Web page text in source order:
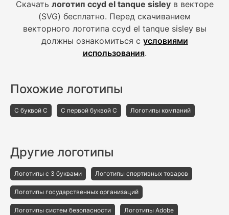
Скачать логотип ccyd el tanque sisleyв векторе
(SVG) бесплатно. Перед скачиванием
векторного логотипа ccyd el tanque sisley вы
должны ознакомиться с условиями
использования.
Похожие логотипы
С буквой C С первой буквой C Логотипы компаний
Другие логотипы
Логотипы с 3 буквами Логотипы спортивных товаров
Логотипы государственных организаций
Логотипы систем безопасности Логотипы Adobe